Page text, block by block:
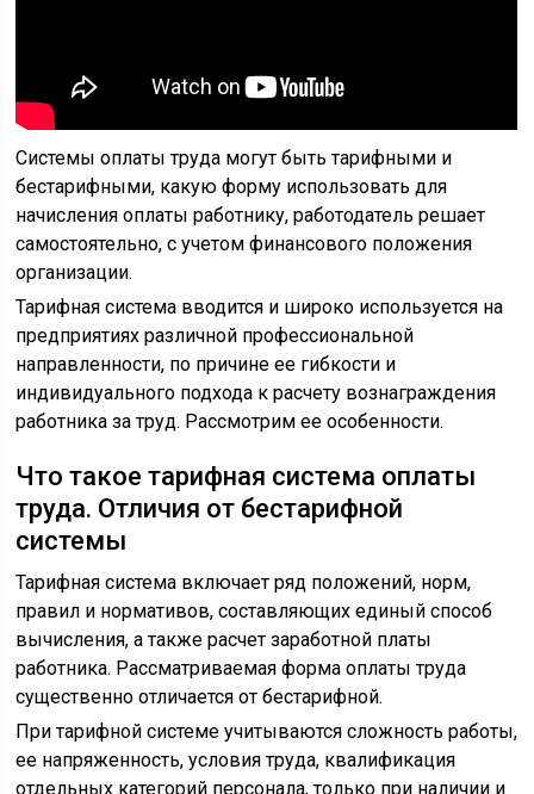
Системы оплаты труда могут быть тарифными и
бестарифными, какую форму использовать для
начисления оплаты работнику, работодатель решает
самостоятельно, с учетом финансового положения
организации.
Тарифная система вводится и широко используется на
предприятиях различной профессиональной
направленности, по причине ее гибкости и
индивидуального подхода к расчету вознаграждения
работника за труд. Рассмотрим ее особенности.
Что такое тарифная система оплаты
труда. Отличия от бестарифной
системы
Тарифная система включает ряд положений, норм,
правил и нормативов, составляющих единый способ
вычисления, а также расчет заработной платы
работника. Рассматриваемая форма оплаты труда
существенно отличается от бестарифной.
При тарифной системе учитываются сложность работы,
ее напряженность, условия труда, квалификация
отдельных категорий персонала, только при наличии и